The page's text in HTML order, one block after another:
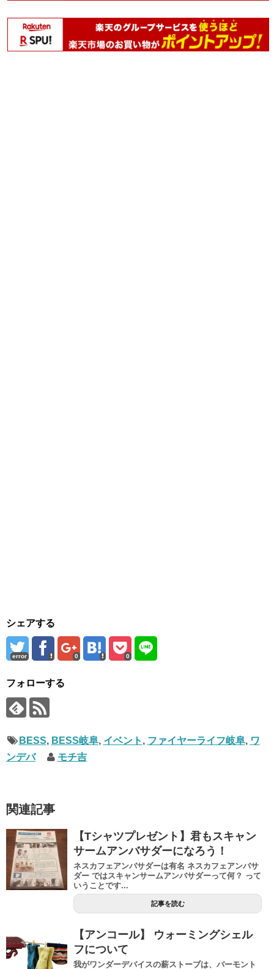
シェアする
error 0 0
フォローする
BESS, BESS岐阜, イベント , ファイヤーライフ岐阜, ワ
ンデバ
モチ吉
関連記事
【Tシャツプレゼント】君もスキャン
サームアンバサダーになろう！
ネスカフェアンバサダーは有名 ネスカフェアンバサ
ダー ではスキャンサームアンバサダーって何？ って
いうことです...
記事を読む
【アンコール】 ウォーミングシェル
フについて
我がワンダーデバイスの薪ストーブは、バーモント